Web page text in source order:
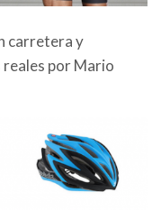
carretera y
por Mario